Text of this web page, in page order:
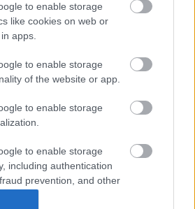
to enable storage
like cookies on web or
apps.
to enable storage
of the website or app.
to enable storage
to enable storage
including authentication
prevention, and other
kiemelt
X Pinterest